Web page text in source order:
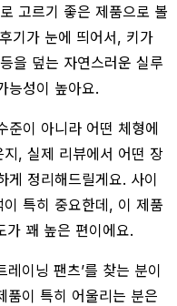
고르기 좋은 제품으로 볼
기가 눈에 띄어서, 키가
을 덮는 자연스러운 실루
능성이 높아요.
준이 아니라 어떤 체형에
, 실제 리뷰에서 어떤 장
게 정리해드릴게요. 사이
특히 중요한데, 이 제품
가 꽤 높은 편이에요.
이닝 팬츠’를 찾는 분이
품이 특히 어울리는 분은